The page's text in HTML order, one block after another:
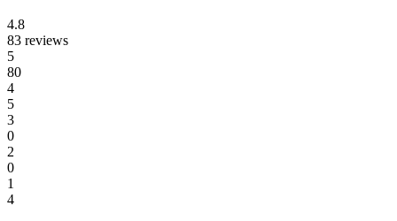
4.8
83 reviews
5
80
4
5
3
0
2
0
1
4